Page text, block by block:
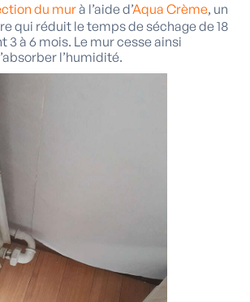
du murà l’aide d’Aqua Crème, un
qui réduit le temps de séchage de 18
3 à 6 mois. Le mur cesse ainsi
l’humidité.